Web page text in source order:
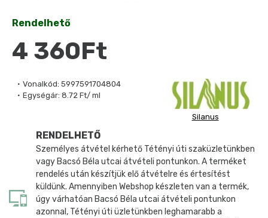
Vonalkód: 5997591704804
Egységár: 8.72 Ft/ ml
Silanus
Rendelhető
4 360Ft
RENDELHETŐ
Személyes átvétel kérhető Tétényi úti szaküzletünkben
vagy Bacsó Béla utcai átvételi pontunkon. A terméket
rendelés után készítjük elő átvételre és értesítést
küldünk. Amennyiben Webshop készleten van a termék,
úgy várhatóan Bacsó Béla utcai átvételi pontunkon
azonnal, Tétényi úti üzletünkben leghamarabb a